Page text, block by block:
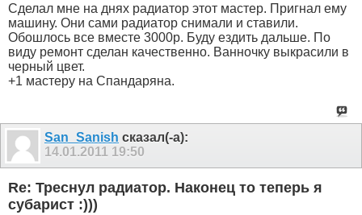
Сделал мне на днях радиатор этот мастер. Пригнал ему
машину. Они сами радиатор снимали и ставили.
Обошлось все вместе 3000р. Буду ездить дальше. По
виду ремонт сделан качественно. Ванночку выкрасили в
черный цвет.
+1 мастеру на Спандаряна.
San_Sanish сказал(-а):
14.01.2011 19:50
Re: Треснул радиатор. Наконец то теперь я
субарист :)))